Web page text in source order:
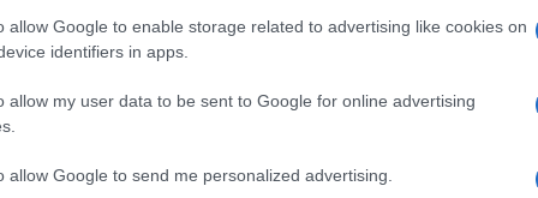
allow Google to enable storage related to advertising like cookies on
identifiers in apps.
allow my user data to be sent to Google for online advertising
allow Google to send me personalized advertising.
erogati nell’anno
20 per cento, a titolo d’imposta, si